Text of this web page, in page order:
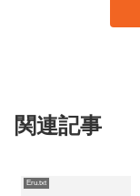
関連記事
Eru.txt